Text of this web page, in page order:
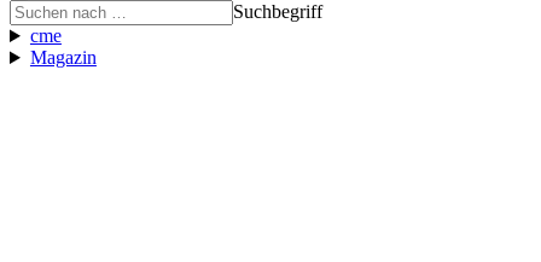
Suchbegriff
cme
Magazin